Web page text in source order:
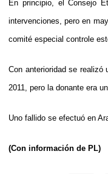
En principio, el Consejo
intervenciones, pero en
comité especial controle
Con anterioridad se realizó
2011, pero la donante era
Uno fallido se efectuó en
(Con información de PL)